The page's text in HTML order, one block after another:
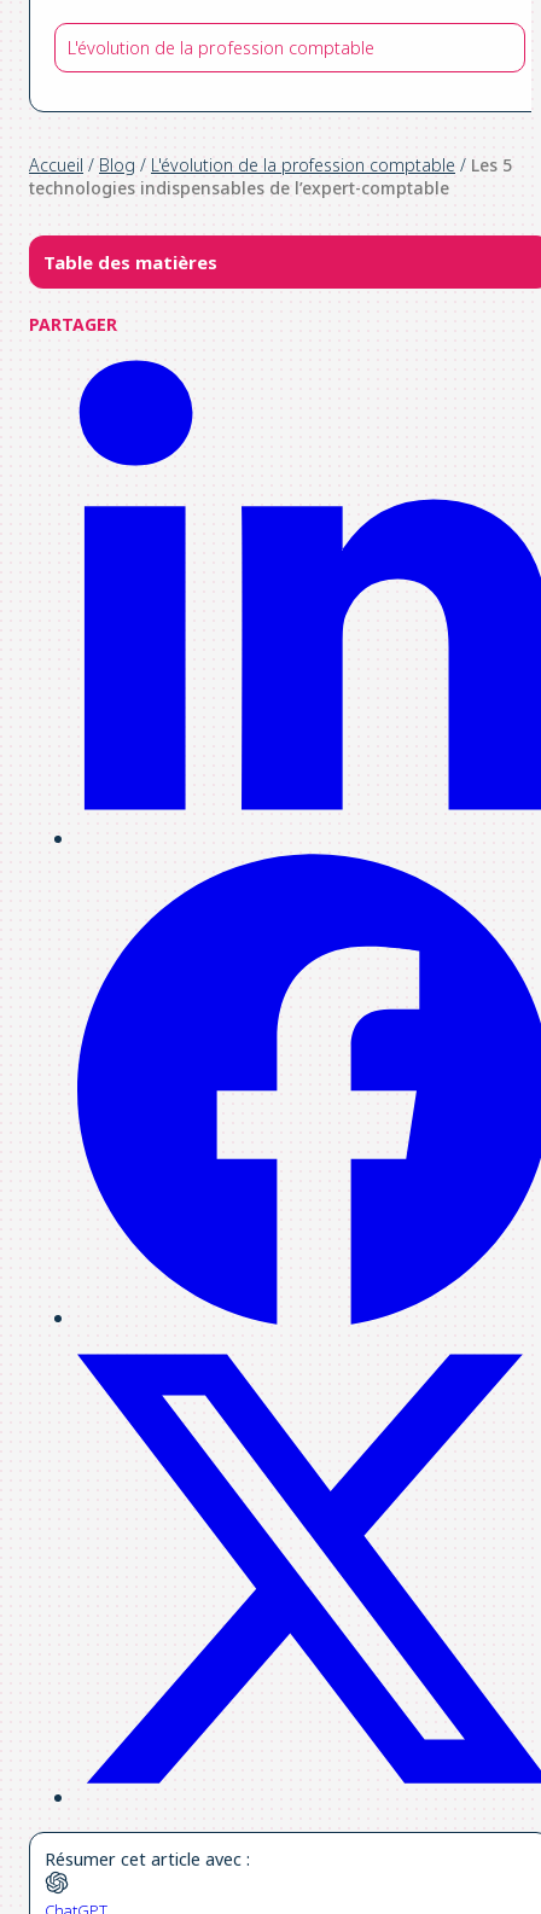
L'évolution de la profession comptable
Accueil / Blog / L'évolution de la profession comptable / Les 5
technologies indispensables de l’expert-comptable
Table des matières
PARTAGER
Résumer cet article avec :